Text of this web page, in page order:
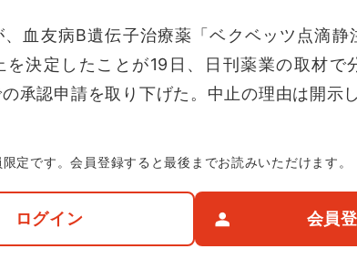
血友病B遺伝子治療薬「ベクベッツ点滴静
を決定したことが19日、日刊薬業の取材で
承認申請を取り下げた。中止の理由は開示
限定です。会員登録すると最後までお読みいただけます。
ログイン 会員